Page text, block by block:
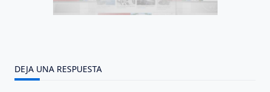
DEJA UNA RESPUESTA